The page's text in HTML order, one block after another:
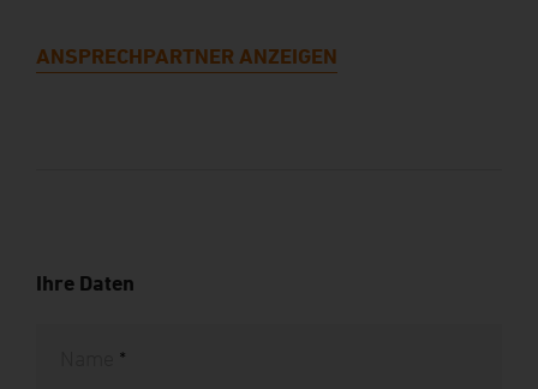
ANSPRECHPARTNER ANZEIGEN
Ihre Daten
*